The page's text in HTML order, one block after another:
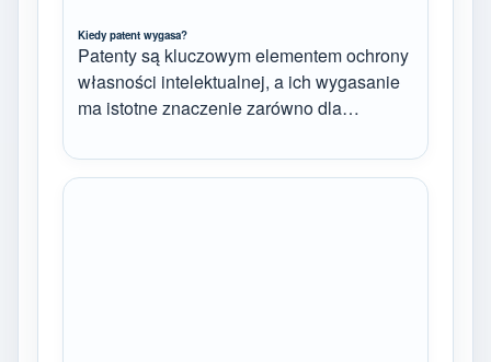
Kiedy patent wygasa?
Patenty są kluczowym elementem ochrony
własności intelektualnej, a ich wygasanie
ma istotne znaczenie zarówno dla…